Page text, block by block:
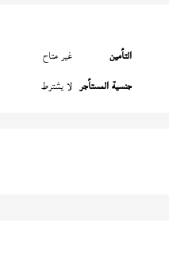
التأمين
غير متاح
جنسية المستأجر لا يشترط